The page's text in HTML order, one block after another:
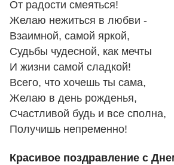
От радости смеяться!
Желаю нежиться в любви -
Взаимной, самой яркой,
Судьбы чудесной, как мечты
И жизни самой сладкой!
Всего, что хочешь ты сама,
Желаю в день рожденья,
Счастливой будь и все сполна,
Получишь непременно!
Красивое поздравление с